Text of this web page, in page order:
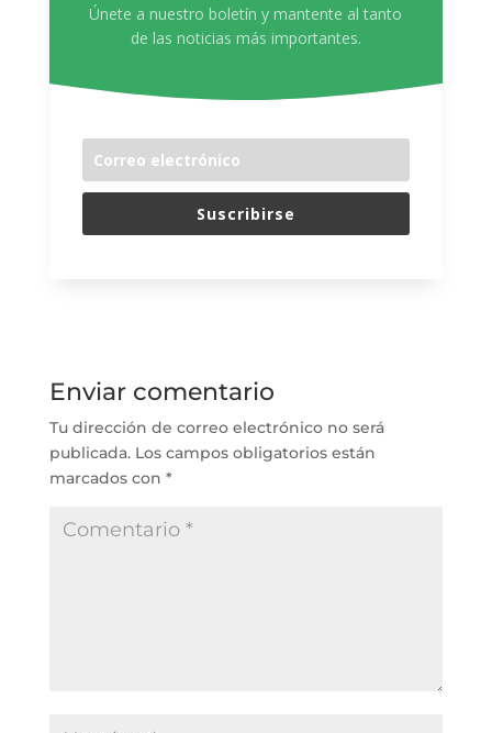
Únete a nuestro boletín y mantente al tanto
de las noticias más importantes.
Suscribirse
Enviar comentario
Tu dirección de correo electrónico no será
publicada. Los campos obligatorios están
marcados con *